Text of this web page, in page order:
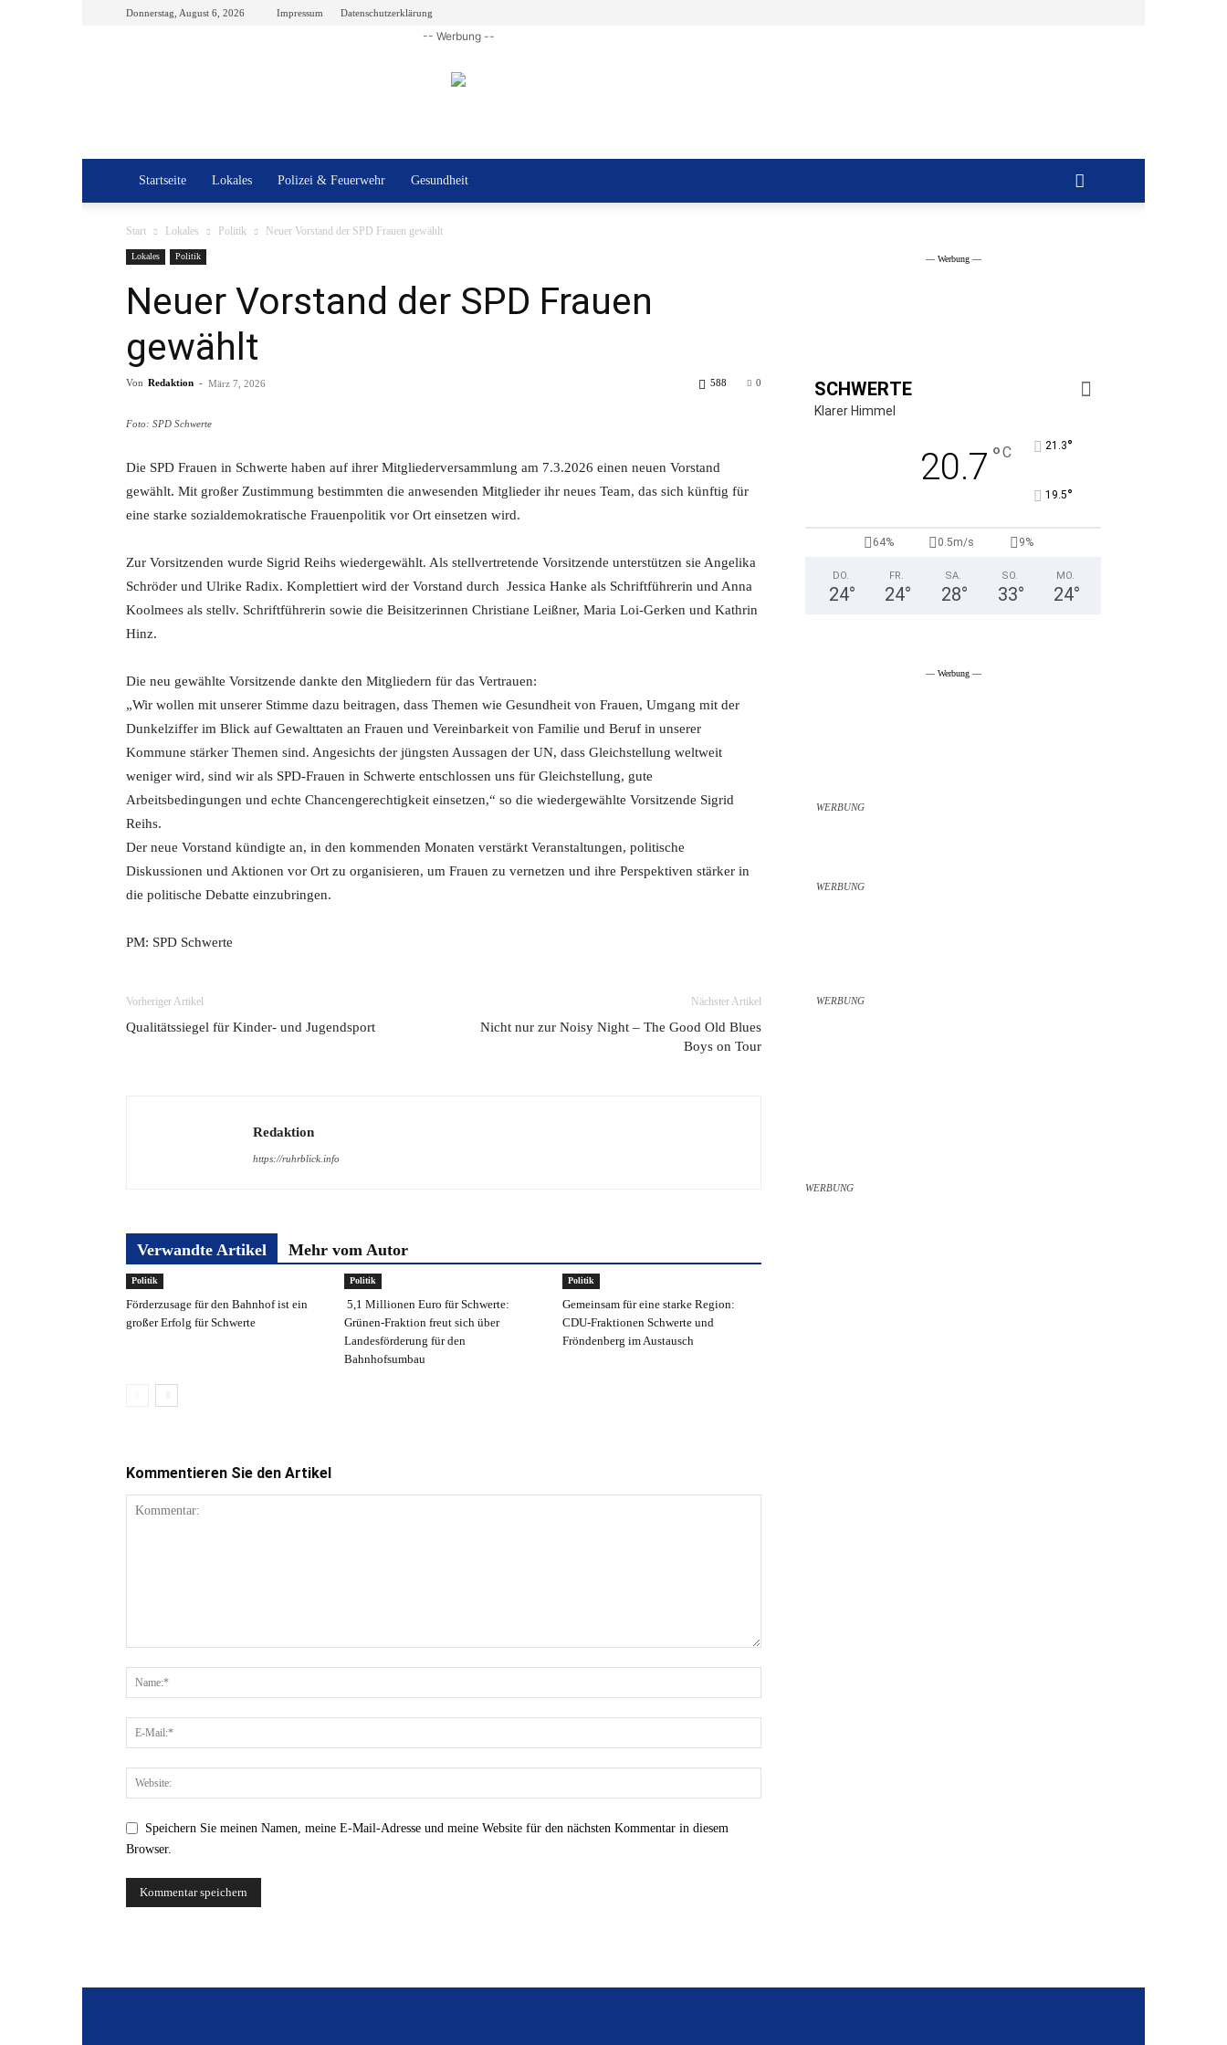
Donnerstag, August 6, 2026 Impressum Datenschutzerklärung
-- Werbung --
Startseite Lokales Polizei & Feuerwehr Gesundheit
Start Lokales Politik Neuer Vorstand der SPD Frauen gewählt
Lokales Politik
Neuer Vorstand der SPD Frauen
gewählt
Von Redaktion - März 7, 2026 0
588
Foto: SPD Schwerte
Die SPD Frauen in Schwerte haben auf ihrer Mitgliederversammlung am 7.3.2026 einen neuen Vorstand
gewählt. Mit großer Zustimmung bestimmten die anwesenden Mitglieder ihr neues Team, das sich künftig für
eine starke sozialdemokratische Frauenpolitik vor Ort einsetzen wird.
Zur Vorsitzenden wurde Sigrid Reihs wiedergewählt. Als stellvertretende Vorsitzende unterstützen sie Angelika
Schröder und Ulrike Radix. Komplettiert wird der Vorstand durch Jessica Hanke als Schriftführerin und Anna
Koolmees als stellv. Schriftführerin sowie die Beisitzerinnen Christiane Leißner, Maria Loi-Gerken und Kathrin
Hinz.
Die neu gewählte Vorsitzende dankte den Mitgliedern für das Vertrauen:
„Wir wollen mit unserer Stimme dazu beitragen, dass Themen wie Gesundheit von Frauen, Umgang mit der
Dunkelziffer im Blick auf Gewalttaten an Frauen und Vereinbarkeit von Familie und Beruf in unserer
Kommune stärker Themen sind. Angesichts der jüngsten Aussagen der UN, dass Gleichstellung weltweit
weniger wird, sind wir als SPD-Frauen in Schwerte entschlossen uns für Gleichstellung, gute
Arbeitsbedingungen und echte Chancengerechtigkeit einsetzen,“ so die wiedergewählte Vorsitzende Sigrid
Reihs.
Der neue Vorstand kündigte an, in den kommenden Monaten verstärkt Veranstaltungen, politische
Diskussionen und Aktionen vor Ort zu organisieren, um Frauen zu vernetzen und ihre Perspektiven stärker in
die politische Debatte einzubringen.
PM: SPD Schwerte
Vorheriger Artikel
Qualitätssiegel für Kinder- und Jugendsport
Nächster Artikel
Nicht nur zur Noisy Night – The Good Old Blues
Boys on Tour
Redaktion
https://ruhrblick.info
Verwandte Artikel Mehr vom Autor
Politik
Förderzusage für den Bahnhof ist ein
großer Erfolg für Schwerte
Politik
5,1 Millionen Euro für Schwerte:
Grünen-Fraktion freut sich über
Landesförderung für den
Bahnhofsumbau
Politik
Gemeinsam für eine starke Region:
CDU-Fraktionen Schwerte und
Fröndenberg im Austausch
Kommentieren Sie den Artikel
Speichern Sie meinen Namen, meine E-Mail-Adresse und meine Website für den nächsten Kommentar in diesem
Browser.
— Werbung —
SCHWERTE
Klarer Himmel
20.7 °C 21.3°
19.5°
64% 0.5m/s 9%
DO.
24°
FR.
24°
SA.
28°
SO.
33°
MO.
24°
— Werbung —
WERBUNG
WERBUNG
WERBUNG
WERBUNG